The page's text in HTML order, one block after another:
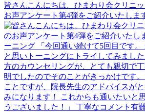
皆さんこんにちは、ひまわり会クリニ
お声アンケート第4弾をご紹介いたしま